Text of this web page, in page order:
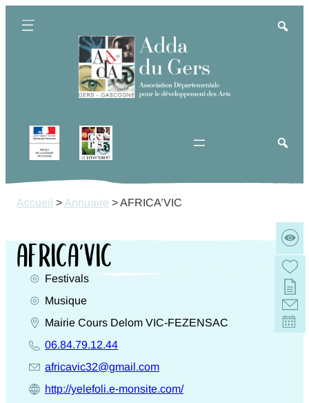
Accueil > Annuaire >AFRICA’VIC
AFRICA’VIC
Activités
Festivals
Genres
Musique
Adresse
entière
Mairie Cours Delom VIC-FEZENSAC
Téléphone
06.84.79.12.44
E-
mail
africavic32@gmail.com
URL-
http://yelefoli.e-monsite.com/